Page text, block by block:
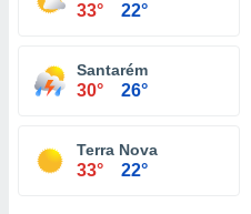
33° 22°
Santarém
30° 26°
Terra Nova
33° 22°